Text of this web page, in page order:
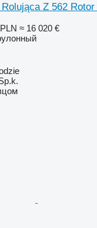
Z 562
≈ 16 020 €